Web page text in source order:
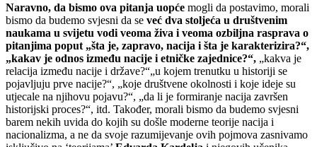
Naravno, da bismo ova pitanja uopće mogli da postavimo, morali
bismo da budemo svjesni da se već dva stoljeća u društvenim
naukama u svijetu vodi veoma živa i veoma ozbiljna rasprava o
pitanjima poput „šta je, zapravo, nacija i šta je karakterizira?“,
„kakav je odnos između nacije i etničke zajednice?“, „kakva je
relacija između nacije i države?“„u kojem trenutku u historiji se
pojavljuju prve nacije?“, „koje društvene okolnosti i koje ideje su
utjecale na njihovu pojavu?“, „da li je formiranje nacija završen
historijski proces?“, itd. Također, morali bismo da budemo svjesni
barem nekih uvida do kojih su došle moderne teorije nacija i
nacionalizma, a ne da svoje razumijevanje ovih pojmova zasnivamo